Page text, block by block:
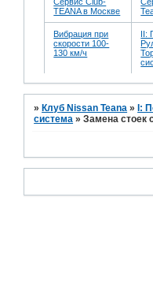
TEANA в Москве
Вибрация при
скорости 100-
130 км/ч
II:
» Клуб Nissan Teana » I:
система »Замена стоек